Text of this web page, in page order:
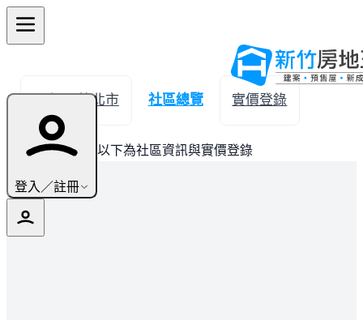
登入／註冊
← 返回竹北市 社區總覽 實價登錄
此建案已完銷，以下為社區資訊與實價登錄